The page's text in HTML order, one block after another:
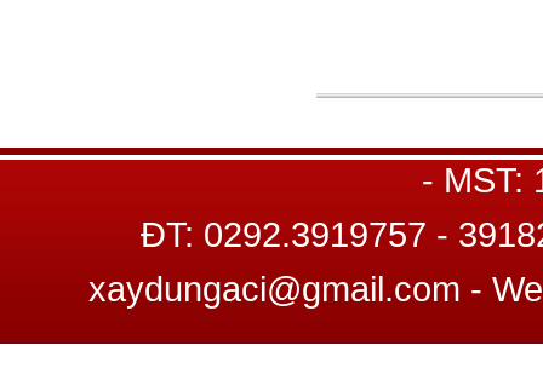
- MST:
ĐT: 0292.3919757 -
xaydungaci@gmail.com -